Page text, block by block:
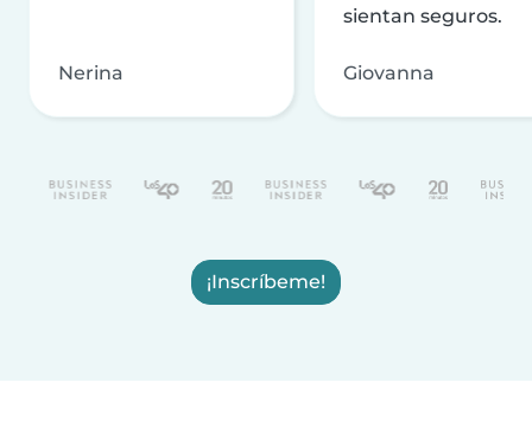
Nerina
sientan seguros.
Giovanna
¡Inscríbeme!